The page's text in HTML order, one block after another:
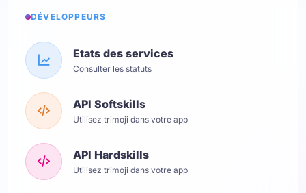
DÉVELOPPEURS
Etats des services
Consulter les statuts
API Softskills
Utilisez trimoji dans votre app
API Hardskills
Utilisez trimoji dans votre app